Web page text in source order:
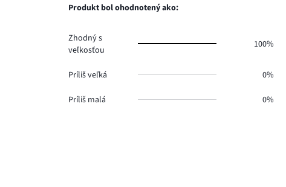
0.hlasov
Produkt bol ohodnotený ako:
Zhodný s
veľkosťou
100%
Príliš veľká 0%
Príliš malá 0%